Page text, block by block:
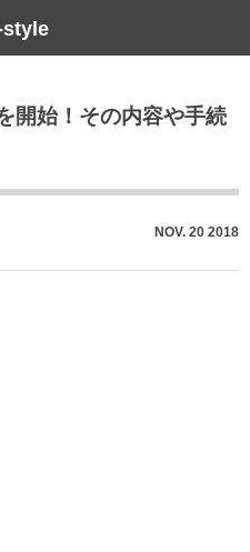
開始！その内容や手続
NOV. 20 2018